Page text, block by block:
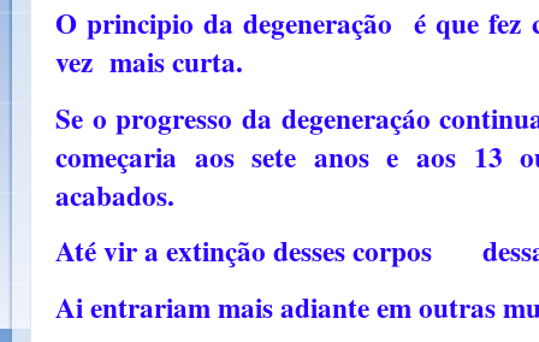
O principio da degeneração é que
vez mais curta.
Se o progresso da degeneraçáo
começaria aos sete anos e aos 13
acabados.
Até vir a extinção desses corpos
Ai entrariam mais adiante em outras